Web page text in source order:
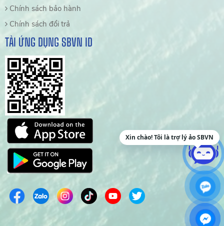
Chính sách bảo hành
Chính sách đổi trả
TẢI ỨNG DỤNG SBVN ID
Xin chào! Tôi là trợ lý ảo SBVN